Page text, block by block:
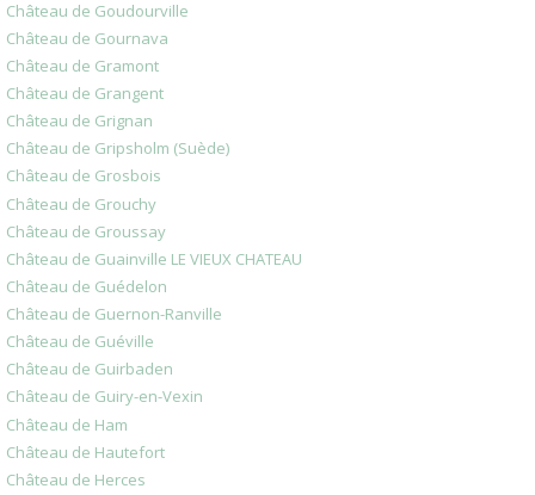
Château de Goudourville
Château de Gournava
Château de Gramont
Château de Grangent
Château de Grignan
Château de Gripsholm (Suède)
Château de Grosbois
Château de Grouchy
Château de Groussay
Château de Guainville LE VIEUX CHATEAU
Château de Guédelon
Château de Guernon-Ranville
Château de Guéville
Château de Guirbaden
Château de Guiry-en-Vexin
Château de Ham
Château de Hautefort
Château de Herces